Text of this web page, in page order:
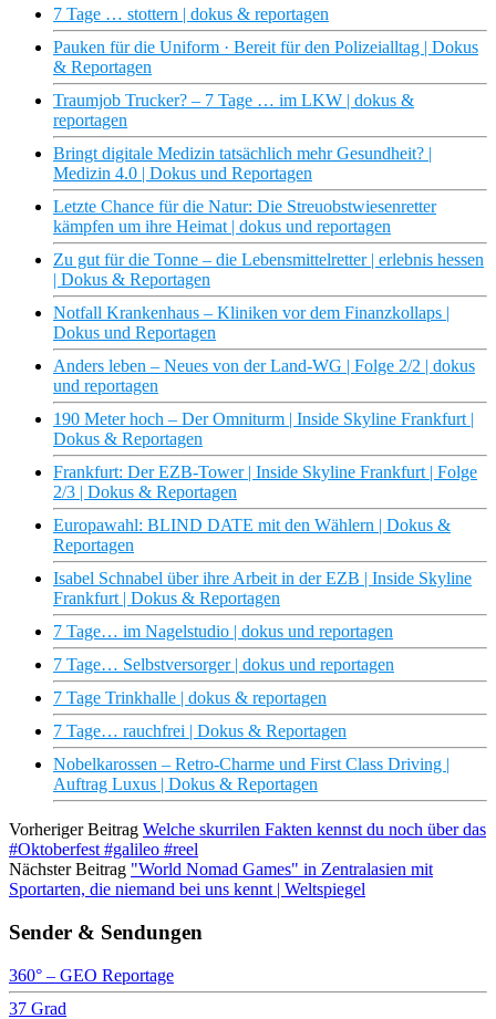
7 Tage … stottern | dokus & reportagen
Pauken für die Uniform · Bereit für den Polizeialltag | Dokus
& Reportagen
Traumjob Trucker? – 7 Tage … im LKW | dokus &
reportagen
Bringt digitale Medizin tatsächlich mehr Gesundheit? |
Medizin 4.0 | Dokus und Reportagen
Letzte Chance für die Natur: Die Streuobstwiesenretter
kämpfen um ihre Heimat | dokus und reportagen
Zu gut für die Tonne – die Lebensmittelretter | erlebnis hessen
| Dokus & Reportagen
Notfall Krankenhaus – Kliniken vor dem Finanzkollaps |
Dokus und Reportagen
Anders leben – Neues von der Land-WG | Folge 2/2 | dokus
und reportagen
190 Meter hoch – Der Omniturm | Inside Skyline Frankfurt |
Dokus & Reportagen
Frankfurt: Der EZB-Tower | Inside Skyline Frankfurt | Folge
2/3 | Dokus & Reportagen
Europawahl: BLIND DATE mit den Wählern | Dokus &
Reportagen
Isabel Schnabel über ihre Arbeit in der EZB | Inside Skyline
Frankfurt | Dokus & Reportagen
7 Tage… im Nagelstudio | dokus und reportagen
7 Tage… Selbstversorger | dokus und reportagen
7 Tage Trinkhalle | dokus & reportagen
7 Tage… rauchfrei | Dokus & Reportagen
Nobelkarossen – Retro-Charme und First Class Driving |
Auftrag Luxus | Dokus & Reportagen
Vorheriger Beitrag Welche skurrilen Fakten kennst du noch über das
#Oktoberfest #galileo #reel
Nächster Beitrag "World Nomad Games" in Zentralasien mit
Sportarten, die niemand bei uns kennt | Weltspiegel
Sender & Sendungen
360° – GEO Reportage
37 Grad